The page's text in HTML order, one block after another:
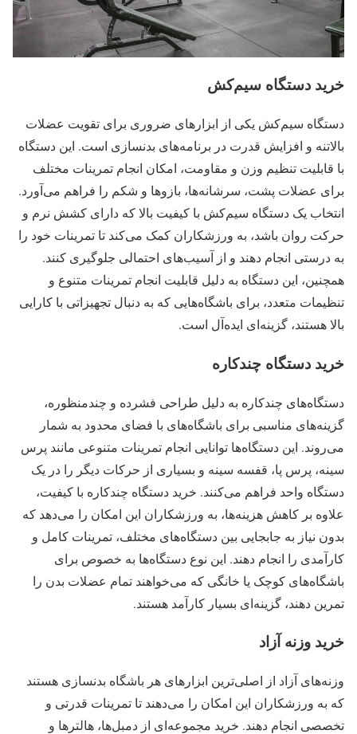
خرید دستگاه سیم‌کش
دستگاه سیم‌کش یکی از ابزارهای ضروری برای تقویت عضلات
بالاتنه و افزایش قدرت در برنامه‌های بدنسازی است. این دستگاه
با قابلیت تنظیم وزن و مقاومت، امکان انجام تمرینات مختلف
برای عضلات پشت، سرشانه‌ها، بازوها و شکم را فراهم می‌آورد.
انتخاب یک دستگاه سیم‌کش با کیفیت بالا که دارای کشش نرم و
حرکت روان باشد، به ورزشکاران کمک می‌کند تا تمرینات خود را
به درستی انجام دهند و از آسیب‌های احتمالی جلوگیری کنند.
همچنین، این دستگاه به دلیل قابلیت انجام تمرینات متنوع و
تنظیمات متعدد، برای باشگاه‌هایی که به دنبال تجهیزاتی با کارایی
بالا هستند، گزینه‌ای ایده‌آل است.
خرید دستگاه چندکاره
دستگاه‌های چندکاره به دلیل طراحی فشرده و چندمنظوره،
گزینه‌های مناسبی برای باشگاه‌های با فضای محدود به شمار
می‌روند. این دستگاه‌ها توانایی انجام تمرینات متنوعی مانند پرس
سینه، پرس پا، قفسه سینه و بسیاری از حرکات دیگر را در یک
دستگاه واحد فراهم می‌کنند. خرید دستگاه چندکاره با کیفیت،
علاوه بر کاهش هزینه‌ها، به ورزشکاران این امکان را می‌دهد که
بدون نیاز به جابجایی بین دستگاه‌های مختلف، تمرینات کامل و
کارآمدی را انجام دهند. این نوع دستگاه‌ها به خصوص برای
باشگاه‌های کوچک یا خانگی که می‌خواهند تمام عضلات بدن را
تمرین دهند، گزینه‌ای بسیار کارآمد هستند.
خرید وزنه آزاد
وزنه‌های آزاد از اصلی‌ترین ابزارهای هر باشگاه بدنسازی هستند
که به ورزشکاران این امکان را می‌دهند تا تمرینات قدرتی و
تخصصی انجام دهند. خرید مجموعه‌ای از دمبل‌ها، هالترها و